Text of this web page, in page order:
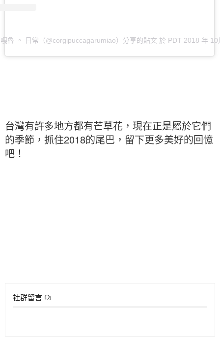
魯 。 日常（@corgipuccagarumiao）分享的貼文 於 PDT 2018 年
台灣有許多地方都有芒草花，現在正是屬於它們
的季節，抓住2018的尾巴，留下更多美好的回憶
吧！
社群留言